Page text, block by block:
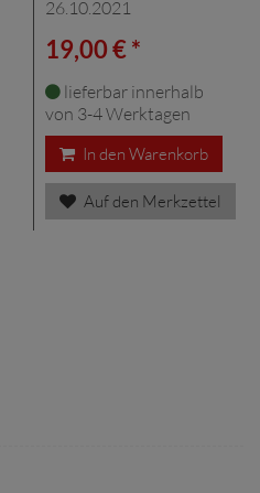
26.10.2021
19,00 € *
lieferbar innerhalb
von 3-4 Werktagen
In den Warenkorb
Auf den Merkzettel